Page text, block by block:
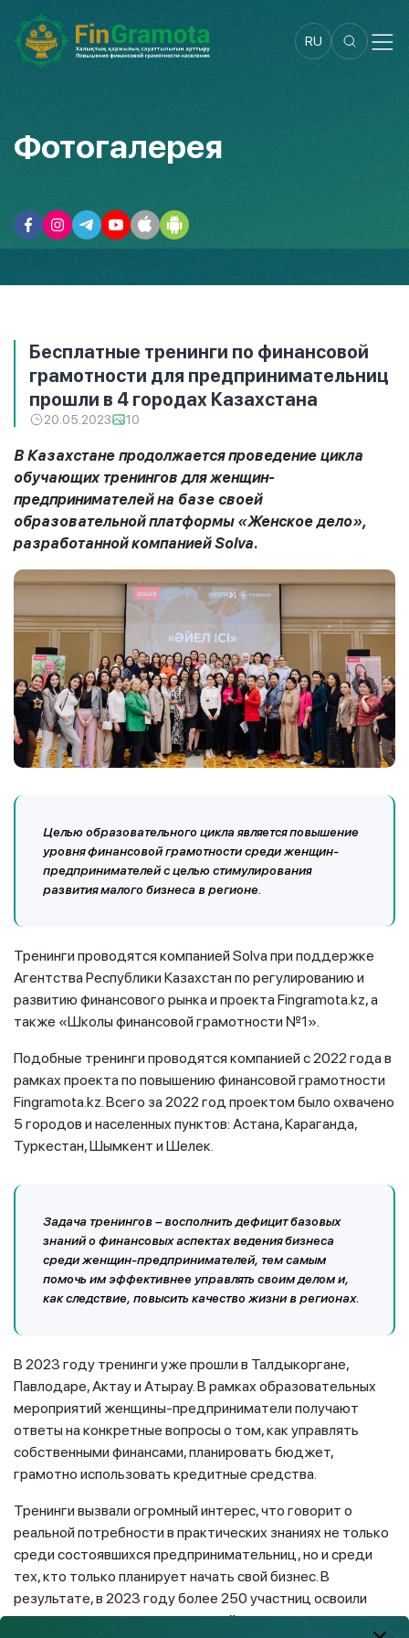
RU
Фотогалерея
Бесплатные тренинги по финансовой
грамотности для предпринимательниц
прошли в 4 городах Казахстана
20.05.2023 10
В Казахстане продолжается проведение цикла
обучающих тренингов для женщин-
предпринимателей на базе своей
образовательной платформы «Женское дело»,
разработанной компанией Solva.
Целью образовательного цикла является повышение
уровня финансовой грамотности среди женщин-
предпринимателей с целью стимулирования
развития малого бизнеса в регионе.
Тренинги проводятся компанией Solva при поддержке
Агентства Республики Казахстан по регулированию и
развитию финансового рынка и проекта Fingramota.kz, а
также «Школы финансовой грамотности №1».
Подобные тренинги проводятся компанией с 2022 года в
рамках проекта по повышению финансовой грамотности
Fingramota.kz. Всего за 2022 год проектом было охвачено
5 городов и населенных пунктов: Астана, Караганда,
Туркестан, Шымкент и Шелек.
Задача тренингов – восполнить дефицит базовых
знаний о финансовых аспектах ведения бизнеса
среди женщин-предпринимателей, тем самым
помочь им эффективнее управлять своим делом и,
как следствие, повысить качество жизни в регионах.
В 2023 году тренинги уже прошли в Талдыкоргане,
Павлодаре, Актау и Атырау. В рамках образовательных
мероприятий женщины-предприниматели получают
ответы на конкретные вопросы о том, как управлять
собственными финансами, планировать бюджет,
грамотно использовать кредитные средства.
Тренинги вызвали огромный интерес, что говорит о
реальной потребности в практических знаниях не только
среди состоявшихся предпринимательниц, но и среди
тех, кто только планирует начать свой бизнес. В
результате, в 2023 году более 250 участниц освоили
важные инструменты финансовой грамотности и уже